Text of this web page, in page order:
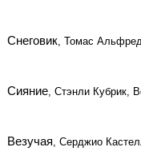
Снеговик, Томас
Сияние, Стэнли Кубрик,
Везучая, Серджио